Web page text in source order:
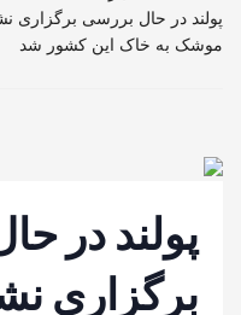
پولند در حال بررسی برگزاری
موشک به خاک این کشور شد
پولند در
برگزاری